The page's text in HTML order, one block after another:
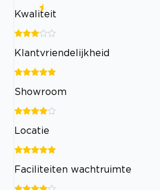
Kwaliteit
Klantvriendelijkheid
Showroom
Locatie
Faciliteiten wachtruimte